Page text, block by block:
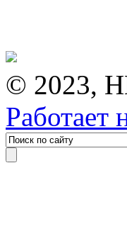
© 2023,
Работает